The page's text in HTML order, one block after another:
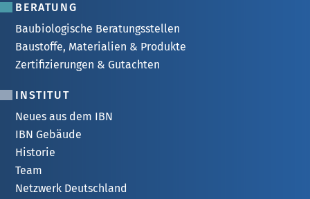
BERATUNG
Baubiologische Beratungsstellen
Baustoffe, Materialien & Produkte
Zertifizierungen & Gutachten
INSTITUT
Neues aus dem IBN
IBN Gebäude
Historie
Team
Netzwerk Deutschland